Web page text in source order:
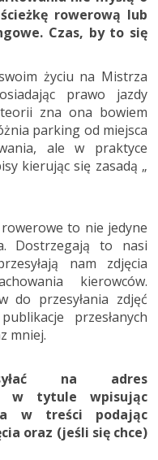
rowerową lub
Czas, by to się
życiu na Mistrza
prawo jazdy
zna ona bowiem
parking od miejsca
ale w praktyce
kierując się zasadą „
to nie jedyne
Dostrzegają to nasi
nam zdjęcia
kierowców.
do przesyłania zdjęć
przesłanych
mniej.
na adres
w tytule wpisując
a w treści podając
oraz (jeśli się chce)